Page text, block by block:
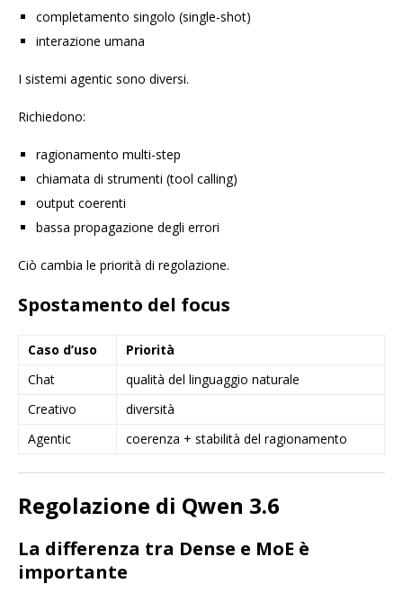
completamento singolo (single-shot)
interazione umana
I sistemi agentic sono diversi.
Richiedono:
ragionamento multi-step
chiamata di strumenti (tool calling)
output coerenti
bassa propagazione degli errori
Ciò cambia le priorità di regolazione.
Spostamento del focus
Caso d’uso
Priorità
Chat
qualità del linguaggio naturale
Creativo
diversità
Agentic
coerenza + stabilità del ragionamento
Regolazione di Qwen 3.6
La differenza tra Dense e MoE è
importante